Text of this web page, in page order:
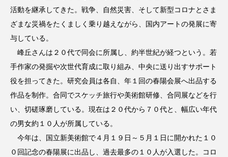
活動を継承してきた。戦争、自然災害、そして新型コロナとさま
ざまな災禍をたくましく乗り越えながら、国内アートの発展に寄
与している。
峰丘さんは２０代で同会に所属し、約半世紀が経つという。若
手作家の発掘や次世代育成に取り組み、中央に送り出すサポート
役を担ってきた。研究会員は各自、年１回の春陽会展へ出品する
作品を制作。合同でスケッチ旅行や美術館研修、合同展などを行
い、切磋琢磨している。現在は２０代から７０代と、幅広い年代
の男女約１０人が所属している。
今年は、国立新美術館で４月１９日～５月１日に開かれた１０
０回記念の春陽展に出品し、過去最多の１０人が入選した。コロ